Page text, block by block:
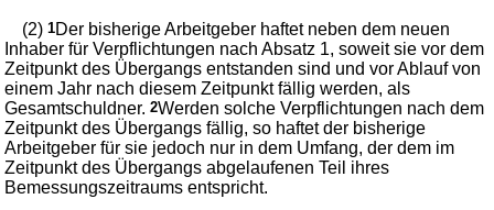
(2)1Der bisherige Arbeitgeber haftet neben dem neuen
Inhaber für Verpflichtungen nach Absatz 1, soweit sie vor dem
Zeitpunkt des Übergangs entstanden sind und vor Ablauf von
einem Jahr nach diesem Zeitpunkt fällig werden, als
Gesamtschuldner.2Werden solche Verpflichtungen nach dem
Zeitpunkt des Übergangs fällig, so haftet der bisherige
Arbeitgeber für sie jedoch nur in dem Umfang, der dem im
Zeitpunkt des Übergangs abgelaufenen Teil ihres
Bemessungszeitraums entspricht.